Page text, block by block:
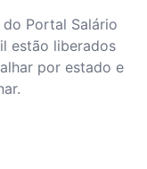
Portal Salário
estão liberados
por estado e